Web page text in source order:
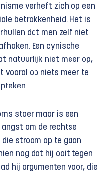
verheft zich op een
betrokkenheid. Het is
dat men zelf niet
Een cynische
natuurlijk niet meer op,
vooral op niets meer te
stoer maar is een
angst om de rechtse
stroom op te gaan
nog dat hij ooit tegen
hij argumenten voor, die